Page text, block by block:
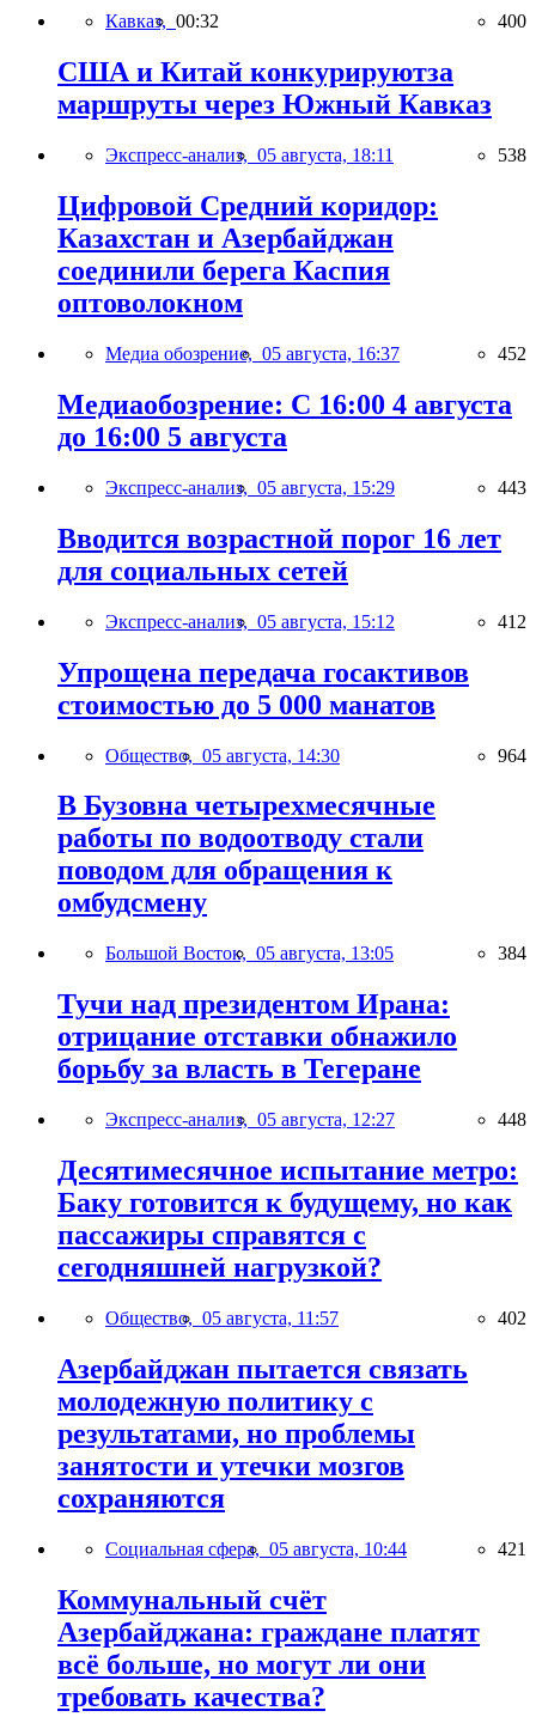
Кавказ, 00:32 400
США и Китай конкурируютза
маршруты через Южный Кавказ
Экспресс-анализ, 05 августа, 18:11 538
Цифровой Средний коридор:
Казахстан и Азербайджан
соединили берега Каспия
оптоволокном
Медиа обозрение, 05 августа, 16:37 452
Медиаобозрение: С 16:00 4 августа
до 16:00 5 августа
Экспресс-анализ, 05 августа, 15:29 443
Вводится возрастной порог 16 лет
для социальных сетей
Экспресс-анализ, 05 августа, 15:12 412
Упрощена передача госактивов
стоимостью до 5 000 манатов
Общество, 05 августа, 14:30 964
В Бузовна четырехмесячные
работы по водоотводу стали
поводом для обращения к
омбудсмену
Большой Восток, 05 августа, 13:05 384
Тучи над президентом Ирана:
отрицание отставки обнажило
борьбу за власть в Тегеране
Экспресс-анализ, 05 августа, 12:27 448
Десятимесячное испытание метро:
Баку готовится к будущему, но как
пассажиры справятся с
сегодняшней нагрузкой?
Общество, 05 августа, 11:57 402
Азербайджан пытается связать
молодежную политику с
результатами, но проблемы
занятости и утечки мозгов
сохраняются
Социальная сфера, 05 августа, 10:44 421
Коммунальный счёт
Азербайджана: граждане платят
всё больше, но могут ли они
требовать качества?